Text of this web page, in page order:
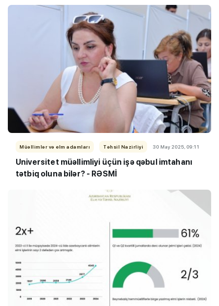
Müəllimlər və elm adamları Təhsil Nazirliyi 30 May 2025, 09:11
Universitet müəllimliyi üçün işə qəbul imtahanı
tətbiq oluna bilər? - RƏSMİ